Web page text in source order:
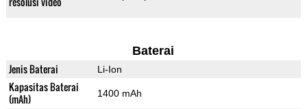
Baterai
Jenis Baterai Li-Ion
Kapasitas Baterai
(mAh)
1400 mAh